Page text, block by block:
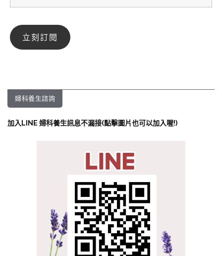
婦科養生諮詢
加入LINE 婦科養生訊息不漏接(點擊圖片也可以加入喔!)